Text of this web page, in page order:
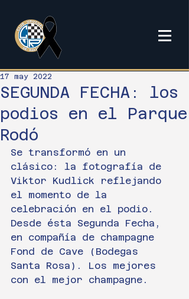
SEGUNDA FECHA: los
podios en el Parque
Rodó
17 may 2022
Se transformó en un
clásico: la fotografía de
Viktor Kudlick reflejando
el momento de la
celebración en el podio.
Desde ésta Segunda Fecha,
en compañía de champagne
Fond de Cave (Bodegas
Santa Rosa). Los mejores
con el mejor champagne.